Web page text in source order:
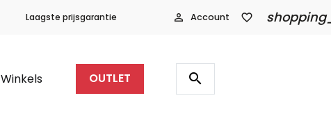
Laagste prijsgarantie person_outline Account favorite_border
Winkels OUTLET
Producten
zoeken
search